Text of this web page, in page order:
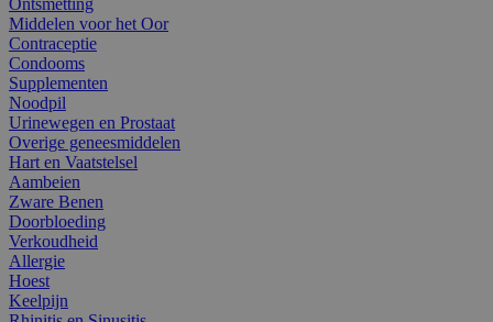
Middelen voor het Oor
Contraceptie
Condooms
Supplementen
Noodpil
Urinewegen en Prostaat
Overige geneesmiddelen
Hart en Vaatstelsel
Aambeien
Zware Benen
Doorbloeding
Verkoudheid
Allergie
Hoest
Keelpijn